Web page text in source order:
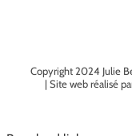
Copyright 2024 Julie
| Site web réalisé